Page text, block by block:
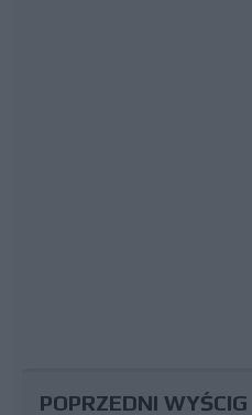
POPRZEDNI WYŚCIG